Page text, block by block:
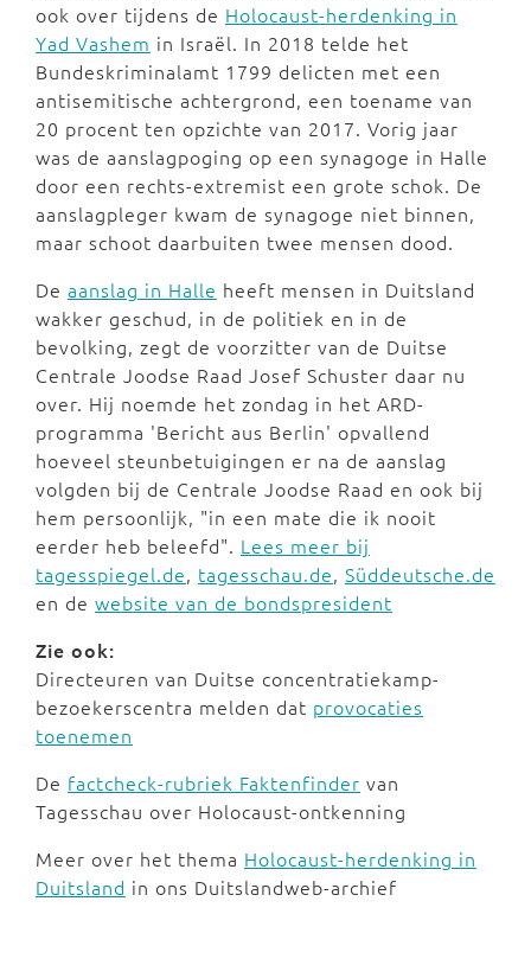
ook over tijdens de Holocaust-herdenking in
Yad Vashem in Israël. In 2018 telde het
Bundeskriminalamt 1799 delicten met een
antisemitische achtergrond, een toename van
20 procent ten opzichte van 2017. Vorig jaar
was de aanslagpoging op een synagoge in Halle
door een rechts-extremist een grote schok. De
aanslagpleger kwam de synagoge niet binnen,
maar schoot daarbuiten twee mensen dood.
De aanslag in Halle heeft mensen in Duitsland
wakker geschud, in de politiek en in de
bevolking, zegt de voorzitter van de Duitse
Centrale Joodse Raad Josef Schuster daar nu
over. Hij noemde het zondag in het ARD-
programma 'Bericht aus Berlin' opvallend
hoeveel steunbetuigingen er na de aanslag
volgden bij de Centrale Joodse Raad en ook bij
hem persoonlijk, "in een mate die ik nooit
eerder heb beleefd". Lees meer bij
tagesspiegel.de, tagesschau.de, Süddeutsche.de
en de website van de bondspresident
Zie ook:
Directeuren van Duitse concentratiekamp-
bezoekerscentra melden dat provocaties
toenemen
De factcheck-rubriek Faktenfinder van
Tagesschau over Holocaust-ontkenning
Meer over het thema Holocaust-herdenking in
Duitsland in ons Duitslandweb-archief